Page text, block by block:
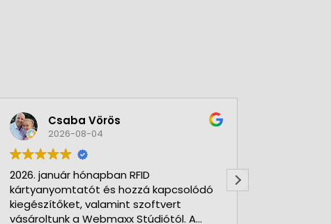
Csaba Vörös
2026-08-04
2026. január hónapban RFID
kártyanyomtatót és hozzá kapcsolódó
kiegészítőket, valamint szoftvert
vásároltunk a Webmaxx Stúdiótól. A